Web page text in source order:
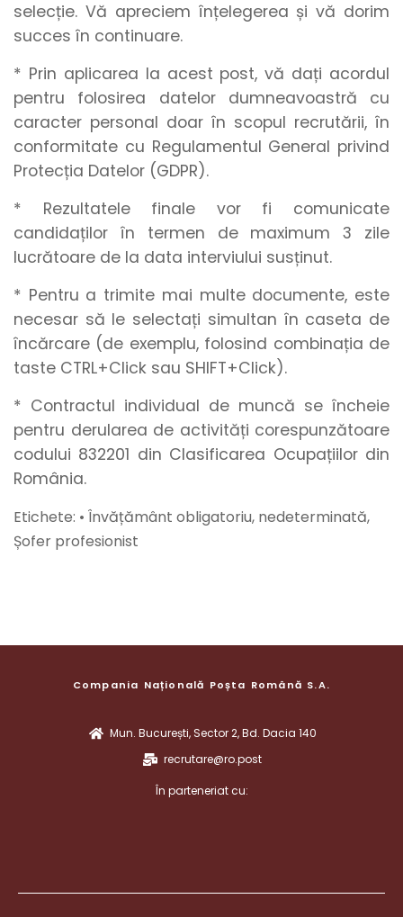
selecție. Vă apreciem înțelegerea și vă dorim
succes în continuare.
* Prin aplicarea la acest post, vă dați acordul
pentru folosirea datelor dumneavoastră cu
caracter personal doar în scopul recrutării, în
conformitate cu Regulamentul General privind
Protecția Datelor (GDPR).
* Rezultatele finale vor fi comunicate
candidaților în termen de maximum 3 zile
lucrătoare de la data interviului susținut.
* Pentru a trimite mai multe documente, este
necesar să le selectați simultan în caseta de
încărcare (de exemplu, folosind combinația de
taste CTRL+Click sau SHIFT+Click).
* Contractul individual de muncă se încheie
pentru derularea de activități corespunzătoare
codului 832201 din Clasificarea Ocupațiilor din
România.
Etichete: • Învățământ obligatoriu, nedeterminată,
Șofer profesionist
Compania Națională Poșta Română S.A.
Mun. București, Sector 2, Bd. Dacia 140
recrutare@ro.post
În parteneriat cu: